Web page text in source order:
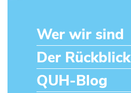
Wer wir sind
Der Rückblick
QUH-Blog